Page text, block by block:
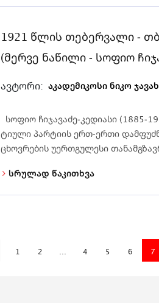
1921 წლის თებერვალი -
(მერვე ნაწილი - სოფიო
ავტორი: აკადემიკოსი ნიკო
სოფიო ჩიჯა­ვა­ძე-კედიასი
ტიული პარტიის ერთ-ერთი
ცხოვრების უერთგულესი
სრულად წაკითხვა
1 2 ... 4 5 6 7